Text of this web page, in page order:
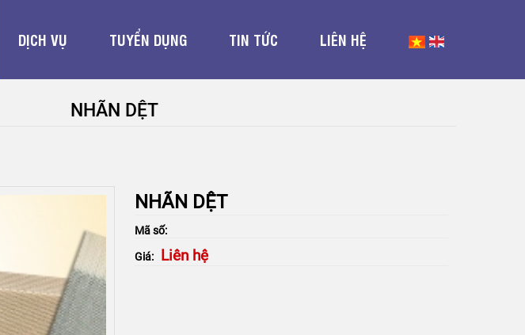
DỊCH VỤ TUYỂN DỤNG TIN TỨC LIÊN HỆ
NHÃN DỆT
NHÃN DỆT
Mã số:
Giá: Liên hệ